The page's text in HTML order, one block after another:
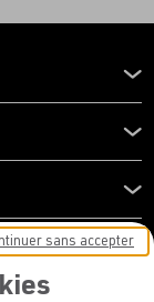
sans accepter